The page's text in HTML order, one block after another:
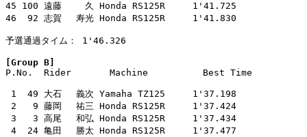
45 100 遠藤　　 久 Honda RS125R     1'41.725
46  92 志賀　 寿光 Honda RS125R     1'41.830
予選通過タイム： 1'46.326
[Group B]
P.No.  Rider       Machine          Best Time
1  49 大石　 義次 Yamaha TZ125     1'37.198
2   9 藤岡　 祐三 Honda RS125R     1'37.424
3   3 高尾　 和弘 Honda RS125R     1'37.434
4  24 亀田　 勝太 Honda RS125R     1'37.477